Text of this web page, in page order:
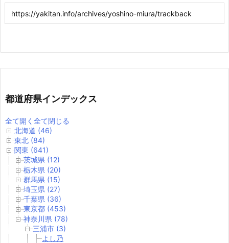
都道府県インデックス
全て開く 全て閉じる
北海道 (46)
東北 (84)
関東 (641)
茨城県 (12)
栃木県 (20)
群馬県 (15)
埼玉県 (27)
千葉県 (36)
東京都 (453)
神奈川県 (78)
三浦市 (3)
よし乃